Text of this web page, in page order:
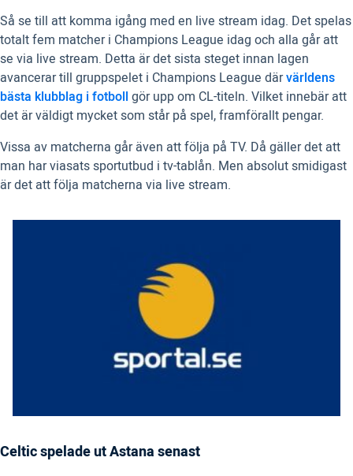
Så se till att komma igång med en live stream idag. Det spelas
totalt fem matcher i Champions League idag och alla går att
se via live stream. Detta är det sista steget innan lagen
avancerar till gruppspelet i Champions League därvärldens
bästa klubblag i fotboll gör upp om CL-titeln. Vilket innebär att
det är väldigt mycket som står på spel, framförallt pengar.
Vissa av matcherna går även att följa på TV. Då gäller det att
man har viasats sportutbud i tv-tablån. Men absolut smidigast
är det att följa matcherna via live stream.
Celtic spelade ut Astana senast